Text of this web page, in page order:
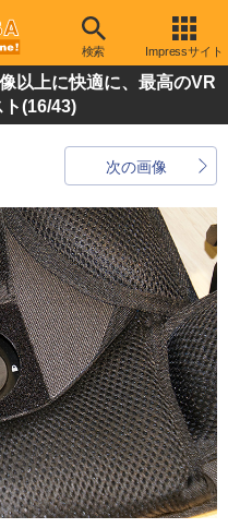
検索 Impressサイト
以上に快適に、最高のVR
(16/43)
次の画像